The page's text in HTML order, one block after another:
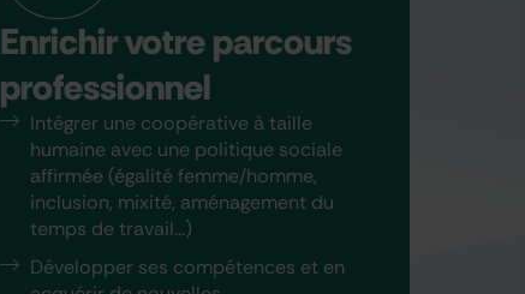
Enrichir votre parcours
professionnel
Intégrer une coopérative à taille
humaine avec une politique sociale
affirmée (égalité femme/homme,
inclusion, mixité, aménagement du
temps de travail…)
Développer ses compétences et en